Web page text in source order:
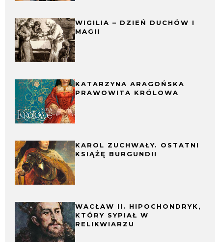
WIGILIA – DZIEŃ DUCHÓW I
MAGII
KATARZYNA ARAGOŃSKA
PRAWOWITA KRÓLOWA
KAROL ZUCHWAŁY. OSTATNI
KSIĄŻĘ BURGUNDII
WACŁAW II. HIPOCHONDRYK,
KTÓRY SYPIAŁ W
RELIKWIARZU